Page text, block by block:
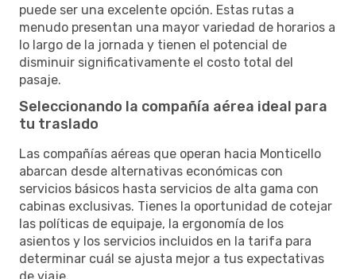
puede ser una excelente opción. Estas rutas a
menudo presentan una mayor variedad de horarios a
lo largo de la jornada y tienen el potencial de
disminuir significativamente el costo total del
pasaje.
Seleccionando la compañía aérea ideal para
tu traslado
Las compañías aéreas que operan hacia Monticello
abarcan desde alternativas económicas con
servicios básicos hasta servicios de alta gama con
cabinas exclusivas. Tienes la oportunidad de cotejar
las políticas de equipaje, la ergonomía de los
asientos y los servicios incluidos en la tarifa para
determinar cuál se ajusta mejor a tus expectativas